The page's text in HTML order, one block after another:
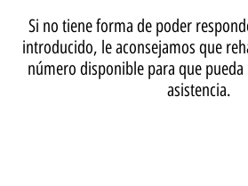
Si no tiene forma de poder
introducido, le aconsejamos que
número disponible para que
asistencia.